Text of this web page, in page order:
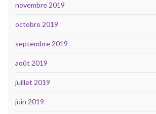
novembre 2019
octobre 2019
septembre 2019
août 2019
juillet 2019
juin 2019